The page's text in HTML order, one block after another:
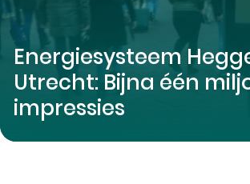
Energiesysteem
Utrecht: Bijna één
impressies